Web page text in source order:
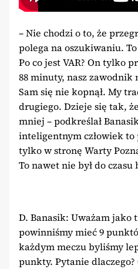
– Nie chodzi o to, że
polega na oszukiwaniu.
Po co jest VAR? On tylko
88 minuty, nasz zawodnik
Sam się nie kopnął. My
drugiego. Dzieje się tak,
mniej – podkreślał
inteligentnym człowiek
tylko w stronę Warty
To nawet nie był do czasu
D. Banasik: Uważam jako
powinniśmy mieć 9
każdym meczu byliśmy
punkty. Pytanie